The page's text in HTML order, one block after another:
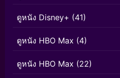
ดูหนัง Disney+ (41)
ดูหนัง HBO Max (4)
ดูหนัง HBO Max (22)